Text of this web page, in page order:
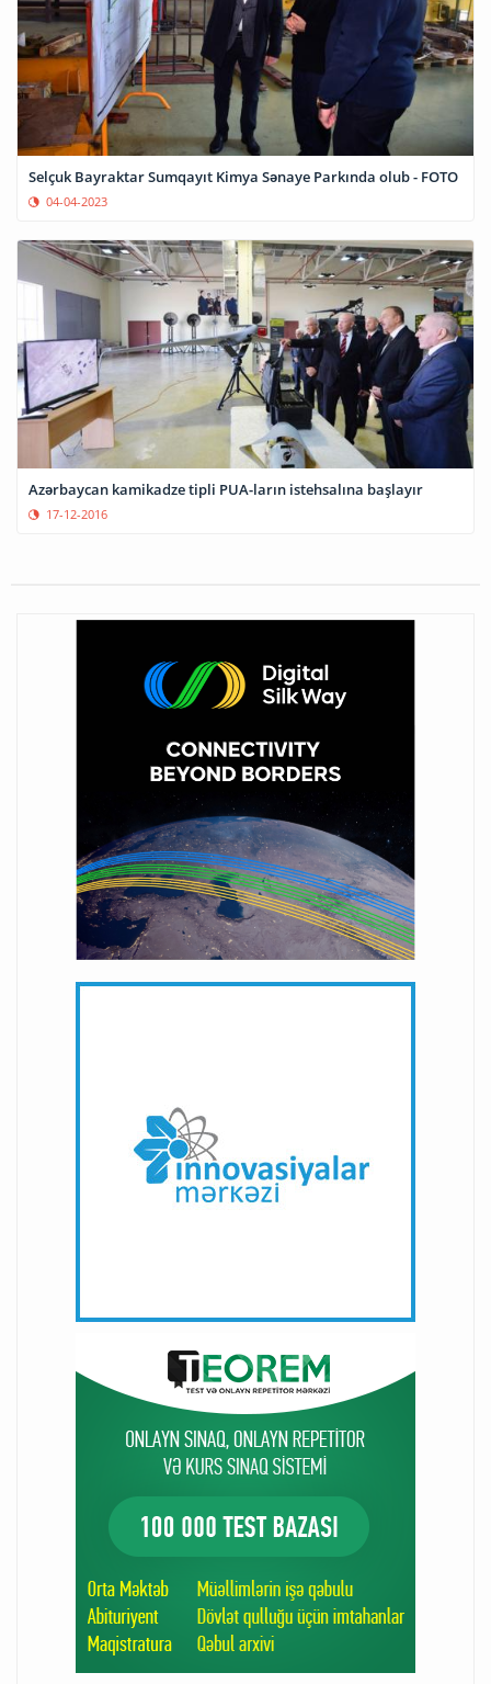
Selçuk Bayraktar Sumqayıt Kimya Sənaye Parkında olub - FOTO
04-04-2023
Azərbaycan kamikadze tipli PUA-ların istehsalına başlayır
17-12-2016